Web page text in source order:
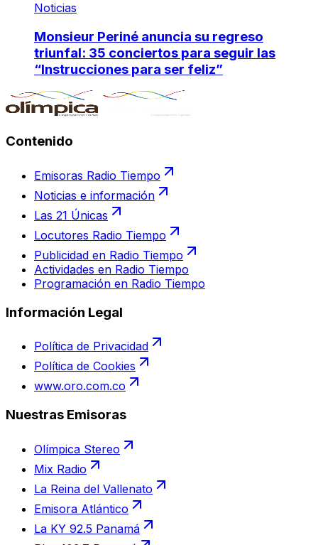
Noticias
Monsieur Periné anuncia su regreso
triunfal: 35 conciertos para seguir las
“Instrucciones para ser feliz”
Contenido
Emisoras Radio Tiempo
Noticias e información
Las 21 Únicas
Locutores Radio Tiempo
Publicidad en Radio Tiempo
Actividades en Radio Tiempo
Programación en Radio Tiempo
Información Legal
Política de Privacidad
Política de Cookies
www.oro.com.co
Nuestras Emisoras
Olímpica Stereo
Mix Radio
La Reina del Vallenato
Emisora Atlántico
La KY 92.5 Panamá